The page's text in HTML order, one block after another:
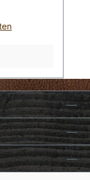
: 290 mm
Sie
Größe.